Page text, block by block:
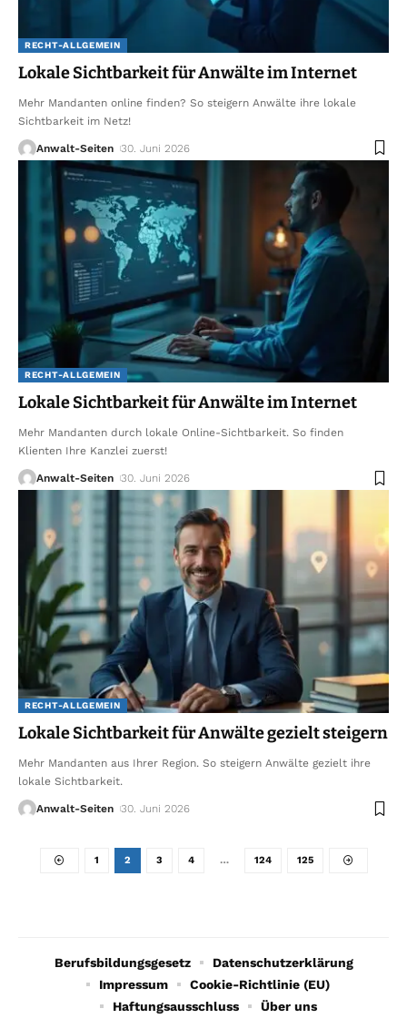
RECHT-ALLGEMEIN
Lokale Sichtbarkeit für Anwälte im Internet
Mehr Mandanten online finden? So steigern Anwälte ihre lokale
Sichtbarkeit im Netz!
Anwalt-Seiten 30. Juni 2026
RECHT-ALLGEMEIN
Lokale Sichtbarkeit für Anwälte im Internet
Mehr Mandanten durch lokale Online-Sichtbarkeit. So finden
Klienten Ihre Kanzlei zuerst!
Anwalt-Seiten 30. Juni 2026
RECHT-ALLGEMEIN
Lokale Sichtbarkeit für Anwälte gezielt steigern
Mehr Mandanten aus Ihrer Region. So steigern Anwälte gezielt ihre
lokale Sichtbarkeit.
Anwalt-Seiten 30. Juni 2026
1 2 3 4 … 124 125
Berufsbildungsgesetz
Datenschutzerklärung
Impressum
Cookie-Richtlinie (EU)
Haftungsausschluss
Über uns